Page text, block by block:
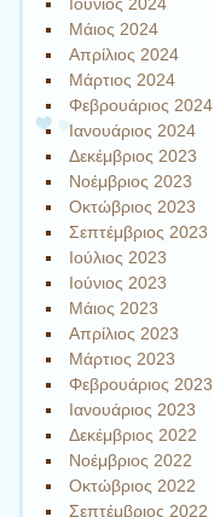
Μάιος 2024
Απρίλιος 2024
Μάρτιος 2024
Φεβρουάριος 2024
Ιανουάριος 2024
Δεκέμβριος 2023
Νοέμβριος 2023
Οκτώβριος 2023
Σεπτέμβριος 2023
Ιούλιος 2023
Ιούνιος 2023
Μάιος 2023
Απρίλιος 2023
Μάρτιος 2023
Φεβρουάριος 2023
Ιανουάριος 2023
Δεκέμβριος 2022
Νοέμβριος 2022
Οκτώβριος 2022
Σεπτέμβριος 2022